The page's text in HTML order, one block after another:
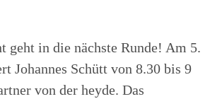
geht in die nächste Runde! Am 5.
Johannes Schütt von 8.30 bis 9
von der heyde. Das